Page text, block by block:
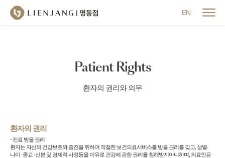
EN
Patient Rights
환자의 권리와 의무
환자의 권리
- 진료 받을 권리
환자는 자신의 건강보호와 증진을 위하여 적절한 보건의료서비스를 받을 권리를 갖고, 성별·
나이 ·종교 ·신분 및 경제적 사정등을 이유로 건강에 관한 권리를 침해받지아니하며, 의료인은